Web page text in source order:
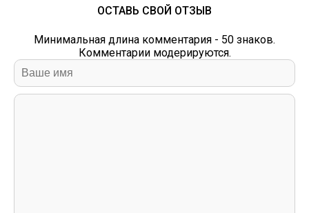
ОСТАВЬ СВОЙ ОТЗЫВ
Минимальная длина комментария - 50 знаков.
Комментарии модерируются.